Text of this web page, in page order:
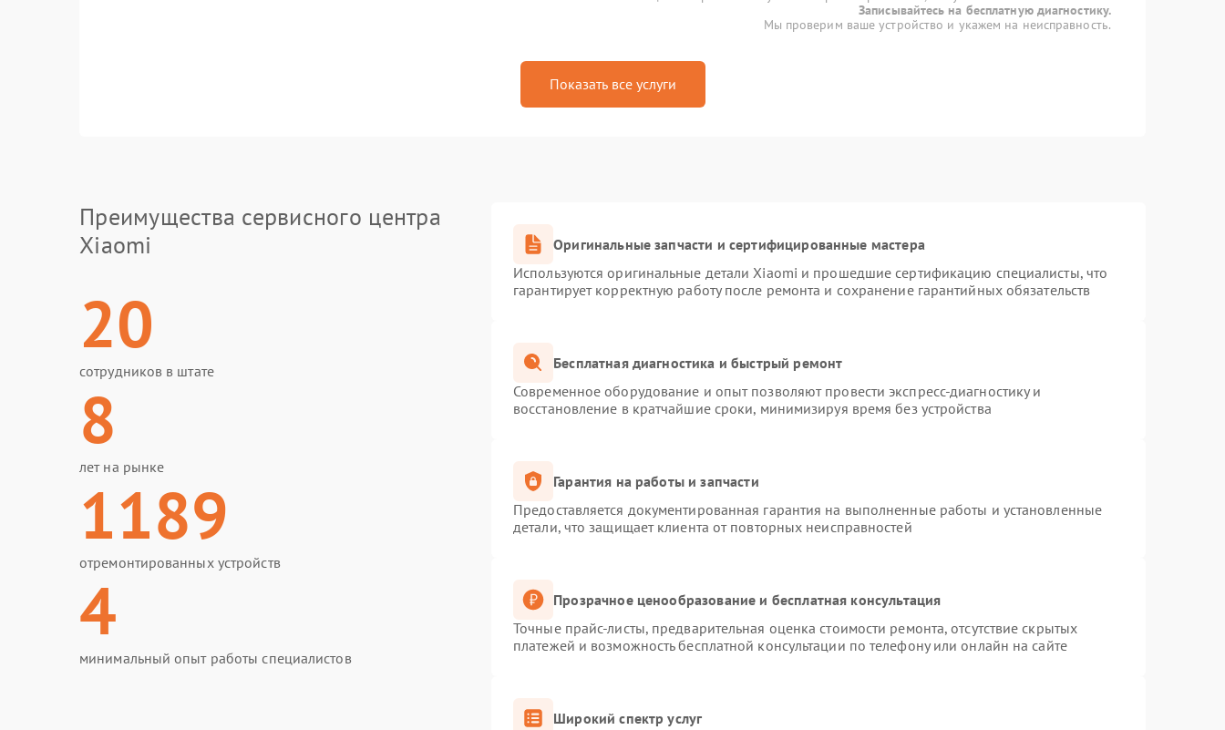
Записывайтесь на бесплатную диагностику.
Мы проверим ваше устройство и укажем на неисправность.
Показать все услуги
Преимущества сервисного центра
Xiaomi
20
сотрудников в штате
8
лет на рынке
1189
отремонтированных устройств
4
минимальный опыт работы специалистов
Оригинальные запчасти и сертифицированные мастера
Используются оригинальные детали Xiaomi и прошедшие сертификацию специалисты, что
гарантирует корректную работу после ремонта и сохранение гарантийных обязательств
Бесплатная диагностика и быстрый ремонт
Современное оборудование и опыт позволяют провести экспресс-диагностику и
восстановление в кратчайшие сроки, минимизируя время без устройства
Гарантия на работы и запчасти
Предоставляется документированная гарантия на выполненные работы и установленные
детали, что защищает клиента от повторных неисправностей
Прозрачное ценообразование и бесплатная консультация
Точные прайс-листы, предварительная оценка стоимости ремонта, отсутствие скрытых
платежей и возможность бесплатной консультации по телефону или онлайн на сайте
Широкий спектр услуг